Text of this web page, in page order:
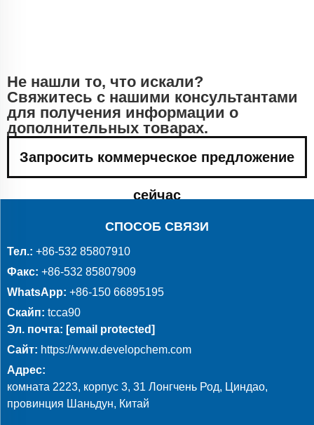
Не нашли то, что искали?
Свяжитесь с нашими консультантами
для получения информации о
дополнительных товарах.
Запросить коммерческое предложение
сейчас
СПОСОБ СВЯЗИ
Тел.: +86-532 85807910
Факс: +86-532 85807909
WhatsApp: +86-150 66895195
Скайп: tcca90
Эл. почта: [email protected]
Сайт: https://www.developchem.com
Адрес:
комната 2223, корпус 3, 31 Лонгчень Род, Циндао,
провинция Шаньдун, Китай